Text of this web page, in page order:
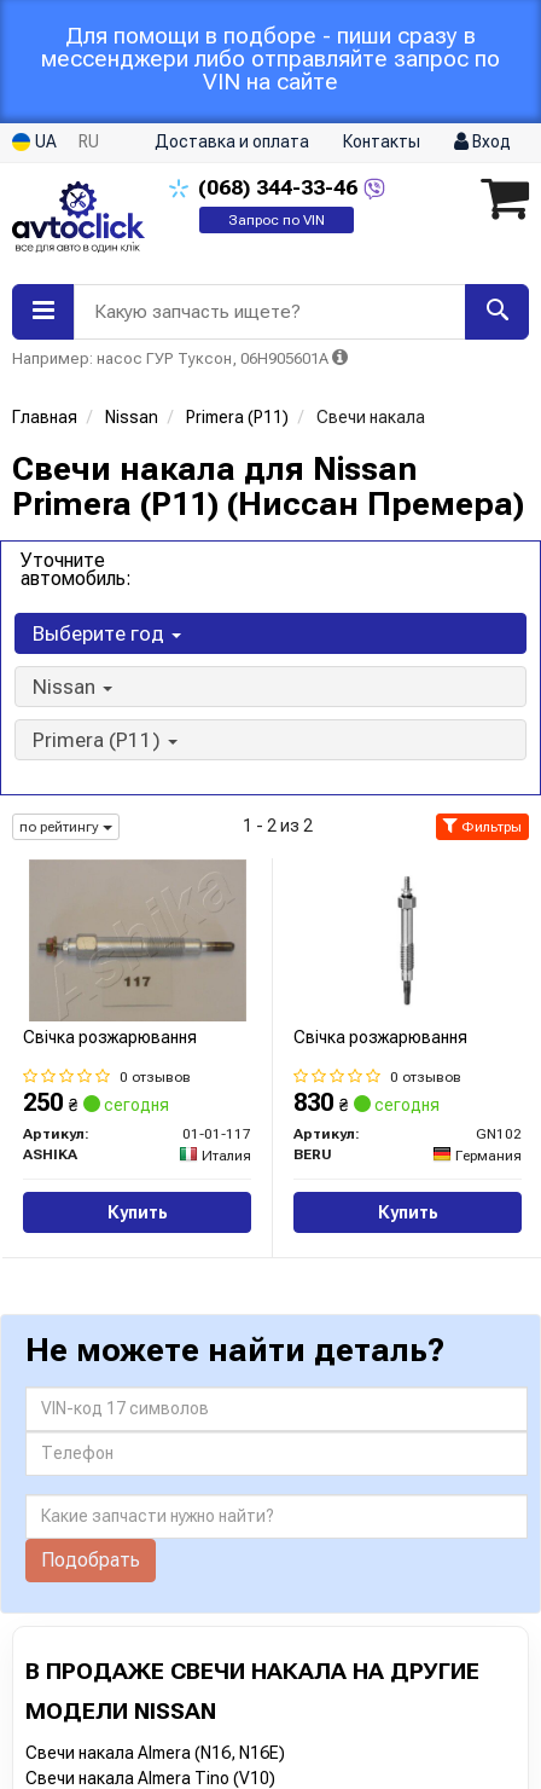
Для помощи в подборе - пиши сразу в
мессенджери либо отправляйте запрос по
VIN на сайте
UA RU Доставка и оплата Контакты Вход
(068) 344-33-46
Запрос по VIN
Какую запчасть ищете?
Например: насос ГУР Туксон, 06H905601A
Главная Nissan Primera (P11) Свечи накала
Свечи накала для Nissan
Primera (P11) (Ниссан Премера)
Уточните
автомобиль:
Выберите год
Nissan
Primera (P11)
по рейтингу 1 - 2 из 2 Фильтры
Свічка розжарювання
0 отзывов
250 ₴ сегодня
Артикул:
01-01-117
ASHIKA
Италия
Купить
Свічка розжарювання
0 отзывов
830 ₴ сегодня
Артикул:
GN102
BERU
Германия
Купить
Не можете найти деталь?
Подобрать
В ПРОДАЖЕ СВЕЧИ НАКАЛА НА ДРУГИЕ
МОДЕЛИ NISSAN
Свечи накала Almera (N16, N16E)
Свечи накала Almera Tino (V10)